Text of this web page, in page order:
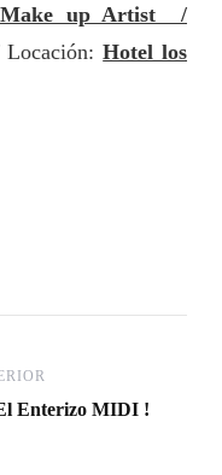
Make up Artist /
Hotel los
Enterizo MIDI !